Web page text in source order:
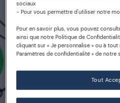
S.Pellegrino &
ont uni leurs
créer une
Bouteille
Édition
sociaux
- Pour vous permettre d'utiliser notre
Pour en savoir plus, vous pouvez
ainsi que notre Politique de
cliquant sur « Je personnalise » ou à
Paramètres de confidentialité » de notre
Tout